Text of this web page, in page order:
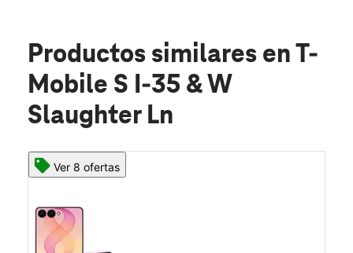
Productos similares en T-
Mobile S I-35 & W
Slaughter Ln
Ver 8 ofertas